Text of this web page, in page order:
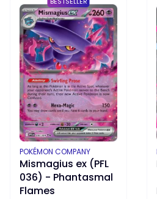
Mismagius ex (PFL
036) - Phantasmal
Flames
PRODUCENT
POKÉMON COMPANY